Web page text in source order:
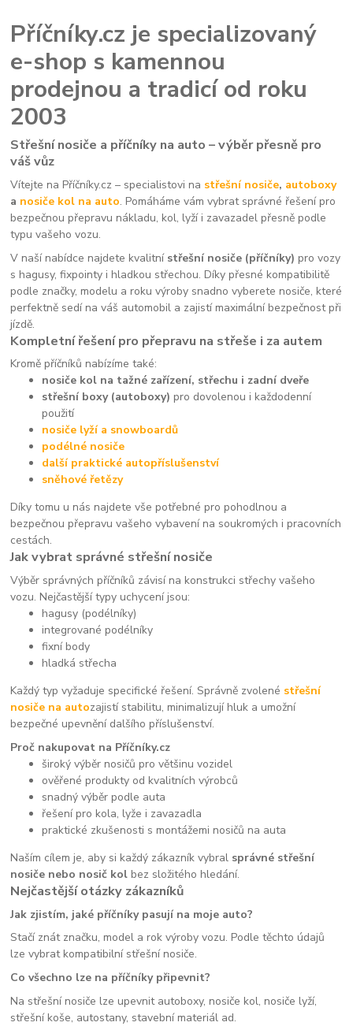
Příčníky.cz je specializovaný
e-shop s kamennou
prodejnou a tradicí od roku
2003
Střešní nosiče a příčníky na auto – výběr přesně pro
váš vůz
Vítejte na Příčníky.cz – specialistovi na střešní nosiče, autoboxy
a nosiče kol na auto. Pomáháme vám vybrat správné řešení pro
bezpečnou přepravu nákladu, kol, lyží i zavazadel přesně podle
typu vašeho vozu.
V naší nabídce najdete kvalitní střešní nosiče (příčníky) pro vozy
s hagusy, fixpointy i hladkou střechou. Díky přesné kompatibilitě
podle značky, modelu a roku výroby snadno vyberete nosiče, které
perfektně sedí na váš automobil a zajistí maximální bezpečnost při
jízdě.
Kompletní řešení pro přepravu na střeše i za autem
Kromě příčníků nabízíme také:
nosiče kol na tažné zařízení, střechu i zadní dveře
střešní boxy (autoboxy) pro dovolenou i každodenní
použití
nosiče lyží a snowboardů
podélné nosiče
další praktické autopříslušenství
sněhové řetězy
Díky tomu u nás najdete vše potřebné pro pohodlnou a
bezpečnou přepravu vašeho vybavení na soukromých i pracovních
cestách.
Jak vybrat správné střešní nosiče
Výběr správných příčníků závisí na konstrukci střechy vašeho
vozu. Nejčastější typy uchycení jsou:
hagusy (podélníky)
integrované podélníky
fixní body
hladká střecha
Každý typ vyžaduje specifické řešení. Správně zvolené střešní
nosiče na autozajistí stabilitu, minimalizují hluk a umožní
bezpečné upevnění dalšího příslušenství.
Proč nakupovat na Příčníky.cz
široký výběr nosičů pro většinu vozidel
ověřené produkty od kvalitních výrobců
snadný výběr podle auta
řešení pro kola, lyže i zavazadla
praktické zkušenosti s montážemi nosičů na auta
Naším cílem je, aby si každý zákazník vybral správné střešní
nosiče nebo nosič kol bez složitého hledání.
Nejčastější otázky zákazníků
Jak zjistím, jaké příčníky pasují na moje auto?
Stačí znát značku, model a rok výroby vozu. Podle těchto údajů
lze vybrat kompatibilní střešní nosiče.
Co všechno lze na příčníky připevnit?
Na střešní nosiče lze upevnit autoboxy, nosiče kol, nosiče lyží,
střešní koše, autostany, stavební materiál ad.